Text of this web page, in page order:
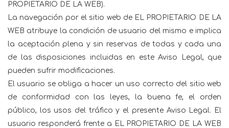
PROPIETARIO DE LA WEB).
La navegación por el sitio web de EL PROPIETARIO DE LA
WEB atribuye la condición de usuario del mismo e implica
la aceptación plena y sin reservas de todas y cada una
de las disposiciones incluidas en este Aviso Legal, que
pueden sufrir modificaciones.
El usuario se obliga a hacer un uso correcto del sitio web
de conformidad con las leyes, la buena fe, el orden
público, los usos del tráfico y el presente Aviso Legal. El
usuario responderá frente a EL PROPIETARIO DE LA WEB